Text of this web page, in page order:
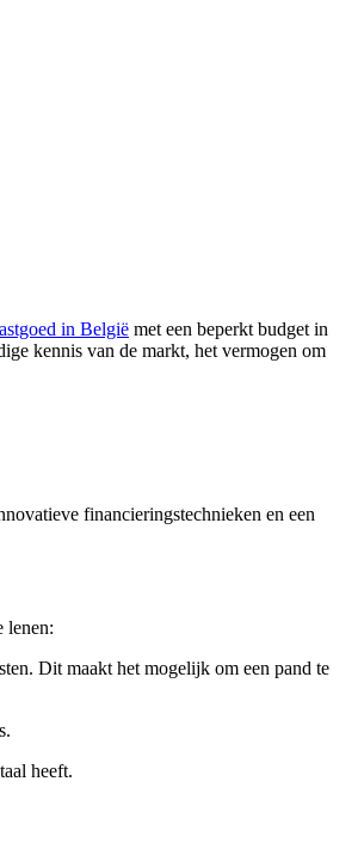
in België met een beperkt budget in
kennis van de markt, het vermogen om
financieringstechnieken en een
lenen:
Dit maakt het mogelijk om een pand te
heeft.